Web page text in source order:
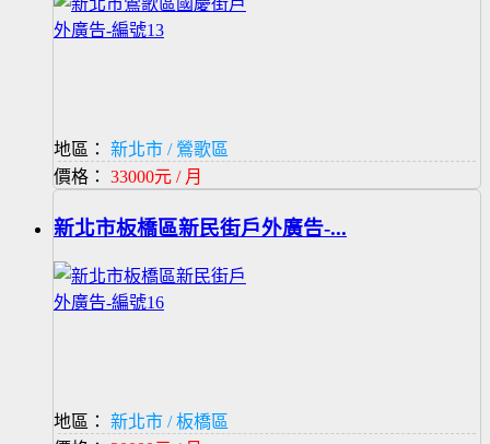
地區：
新北市 / 鶯歌區
價格： 33000元 / 月
新北市板橋區新民街戶外廣告-...
地區：
新北市 / 板橋區